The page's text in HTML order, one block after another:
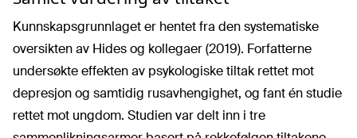
Kunnskapsgrunnlaget er hentet fra den systematiske
oversikten av Hides og kollegaer (2019). Forfatterne
undersøkte effekten av psykologiske tiltak rettet mot
depresjon og samtidig rusavhengighet, og fant én studie
rettet mot ungdom. Studien var delt inn i tre